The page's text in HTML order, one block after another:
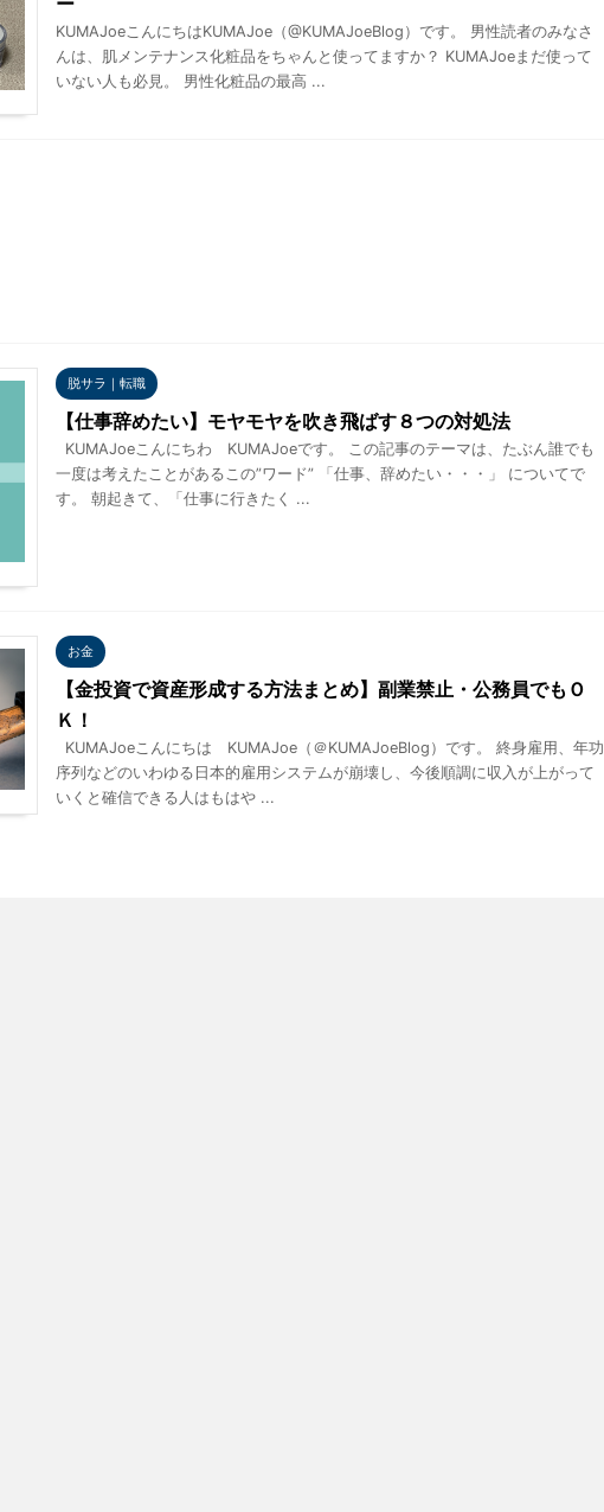
KUMAJoeこんにちはKUMAJoe（@KUMAJoeBlog）です。 男性読者のみなさ
んは、肌メンテナンス化粧品をちゃんと使ってますか？ KUMAJoeまだ使って
いない人も必見。 男性化粧品の最高 ...
脱サラ｜転職
【仕事辞めたい】モヤモヤを吹き飛ばす８つの対処法
KUMAJoeこんにちわ KUMAJoeです。 この記事のテーマは、たぶん誰でも
一度は考えたことがあるこの”ワード” 「仕事、辞めたい・・・」 についてで
す。 朝起きて、「仕事に行きたく ...
お金
【金投資で資産形成する方法まとめ】副業禁止・公務員でもＯ
Ｋ！
KUMAJoeこんにちは KUMAJoe（＠KUMAJoeBlog）です。 終身雇用、年功
序列などのいわゆる日本的雇用システムが崩壊し、今後順調に収入が上がって
いくと確信できる人はもはや ...